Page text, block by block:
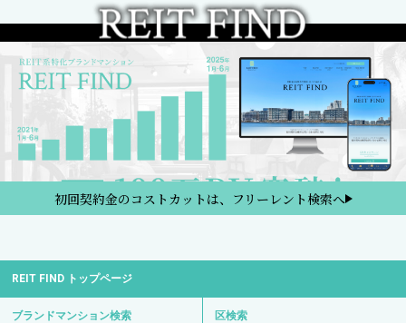
初回契約金のコストカットは、フリーレント検索へ
REIT FIND トップページ
ブランドマンション検索 区検索